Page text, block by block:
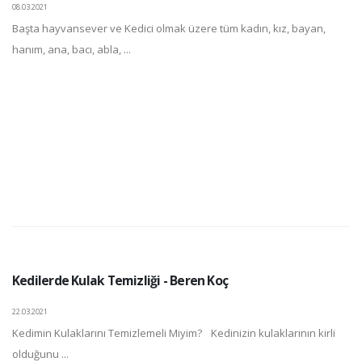
08.03.2021
Başta hayvansever ve Kedici olmak üzere tüm kadın, kız, bayan,
hanım, ana, bacı, abla, ...
Kedilerde Kulak Temizliği - Beren Koç
22.03.2021
Kedimin Kulaklarını Temizlemeli Miyim? Kedinizin kulaklarının kirli
olduğunu ...